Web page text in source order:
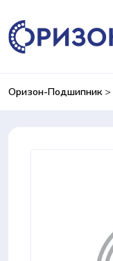
Оризон-Подшипник>